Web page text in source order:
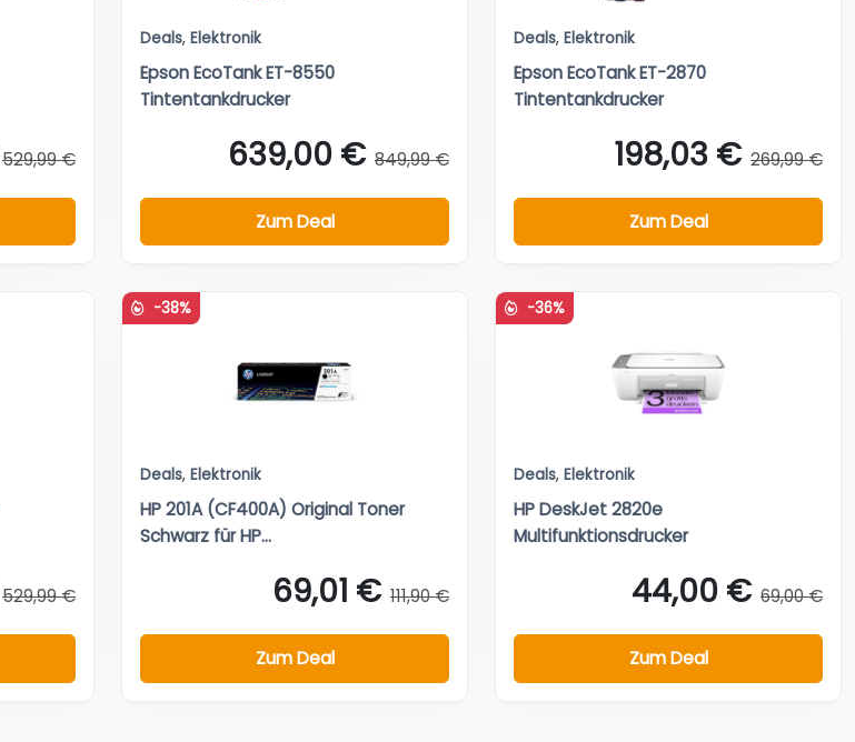
529,99 €
Deals, Elektronik
Epson EcoTank ET-8550
Tintentankdrucker
639,00 € 849,99 €
Zum Deal
Deals, Elektronik
Epson EcoTank ET-2870
Tintentankdrucker
198,03 € 269,99 €
Zum Deal
529,99 €
-38%
Deals, Elektronik
HP 201A (CF400A) Original Toner
Schwarz für HP...
69,01 € 111,90 €
Zum Deal
-36%
Deals, Elektronik
HP DeskJet 2820e
Multifunktionsdrucker
44,00 € 69,00 €
Zum Deal